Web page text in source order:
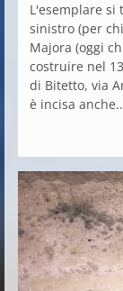
L'esemplare si
sinistro (per
Majora (oggi
costruire nel
di Bitetto, via
è incisa